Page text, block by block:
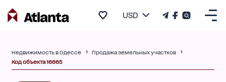
USD
Недвижимость в Одессе
Продажа земельных участков
Код объекта 16665